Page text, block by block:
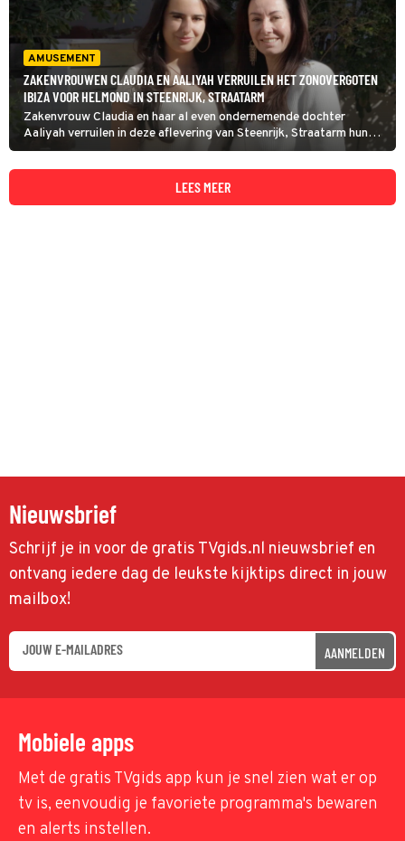
AMUSEMENT
ZAKENVROUWEN CLAUDIA EN AALIYAH VERRUILEN HET ZONOVERGOTEN
IBIZA VOOR HELMOND IN STEENRIJK, STRAATARM
Zakenvrouw Claudia en haar al even ondernemende dochter
Aaliyah verruilen in deze aflevering van Steenrijk, Straatarm hun
luxeleventje op Ibiza voor een verblijf in Helmond. Daar moeten
Angela en haar zoons iedere week rond zien te komen van slechts
LEES MEER
Nieuwsbrief
Schrijf je in voor de gratis TVgids.nl nieuwsbrief en
ontvang iedere dag de leukste kijktips direct in jouw
mailbox!
AANMELDEN
Mobiele apps
Met de gratis TVgids app kun je snel zien wat er op
tv is, eenvoudig je favoriete programma's bewaren
en alerts instellen.